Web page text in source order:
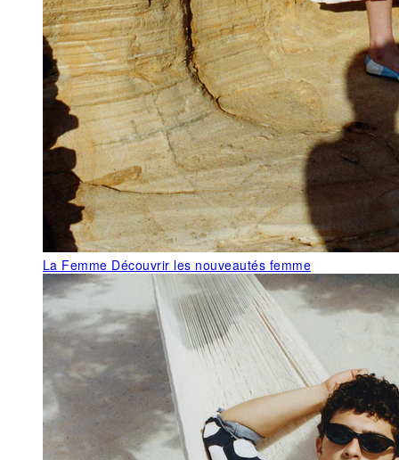
La Femme Découvrir les nouveautés femme